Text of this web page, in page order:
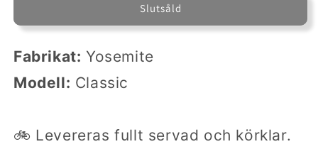
Slutsåld
Fabrikat: Yosemite
Modell: Classic
🚲 Levereras fullt servad och körklar.